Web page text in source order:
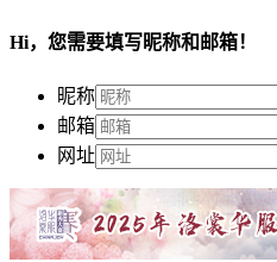
Hi，您需要填写昵称和邮箱！
昵称
邮箱
网址